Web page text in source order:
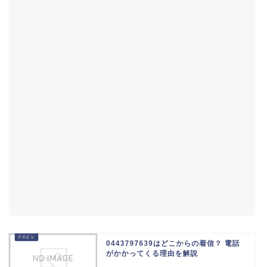
0443797639はどこからの着信？ 電話
がかかってくる理由を解説